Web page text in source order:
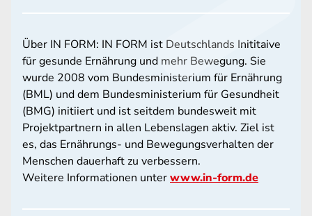
Über IN FORM: IN FORM ist Deutschlands Inititaive
für gesunde Ernährung und mehr Bewegung. Sie
wurde 2008 vom Bundesministerium für Ernährung
(BML) und dem Bundesministerium für Gesundheit
(BMG) initiiert und ist seitdem bundesweit mit
Projektpartnern in allen Lebenslagen aktiv. Ziel ist
es, das Ernährungs- und Bewegungsverhalten der
Menschen dauerhaft zu verbessern.
Weitere Informationen unterwww.in-form.de